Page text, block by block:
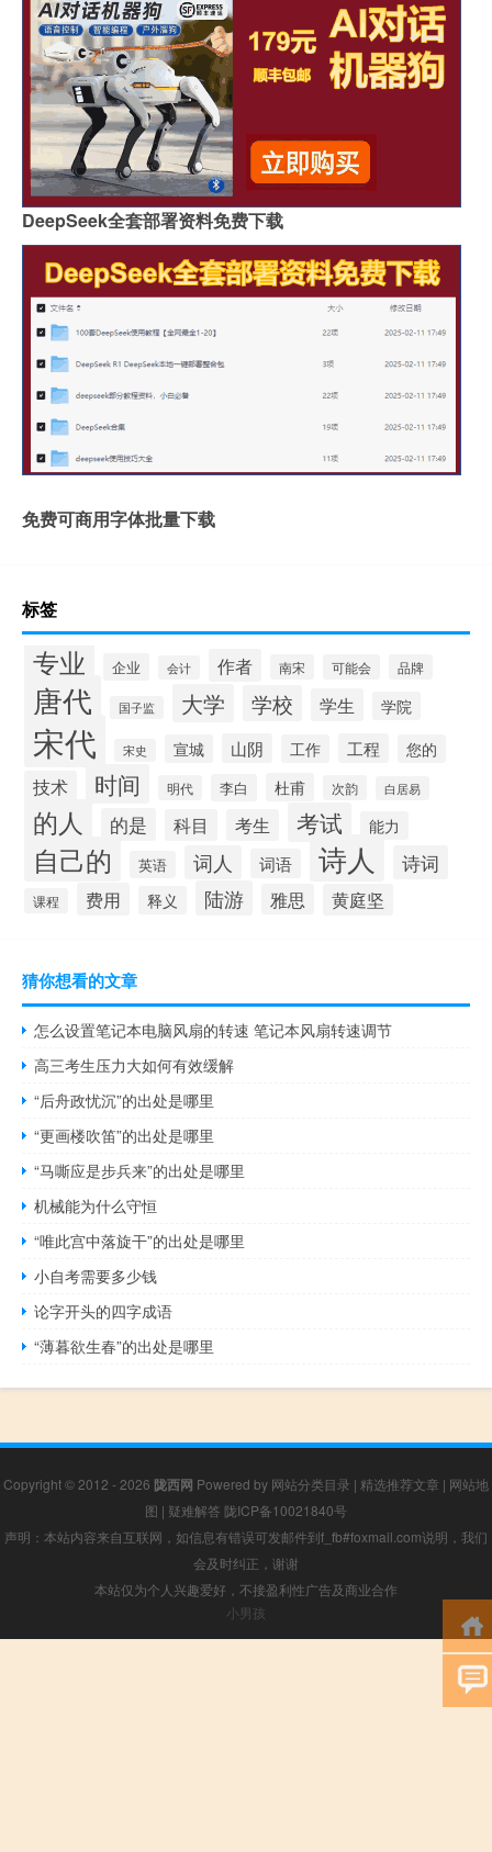
DeepSeek全套部署资料免费下载
免费可商用字体批量下载
标签
专业 企业 会计 作者 南宋 可能会 品牌
唐代 国子监 大学 学校 学生 学院
宋代 宋史 宣城 山阴 工作 工程 您的
技术 时间 明代 李白 杜甫 次韵 白居易
的人 的是 科目 考生 考试 能力
自己的 英语 词人 词语 诗人 诗词
课程 费用 释义 陆游 雅思 黄庭坚
猜你想看的文章
怎么设置笔记本电脑风扇的转速 笔记本风扇转速调节
高三考生压力大如何有效缓解
“后舟政忧沉”的出处是哪里
“更画楼吹笛”的出处是哪里
“马嘶应是步兵来”的出处是哪里
机械能为什么守恒
“唯此宫中落旋干”的出处是哪里
小自考需要多少钱
论字开头的四字成语
“薄暮欲生春”的出处是哪里
Copyright © 2012 - 2026 陇西网 Powered by 网站分类目录 | 精选推荐文章 | 网站地
图 | 疑难解答 陇ICP备10021840号
声明：本站内容来自互联网，如信息有错误可发邮件到f_fb#foxmail.com说明，我们
会及时纠正，谢谢
本站仅为个人兴趣爱好，不接盈利性广告及商业合作
小男孩